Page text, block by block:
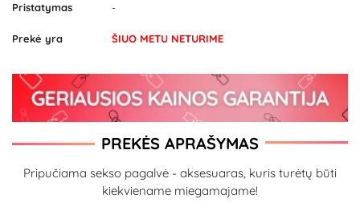
Pristatymas -
Prekė yra ŠIUO METU NETURIME
PREKĖS APRAŠYMAS
Pripučiama sekso pagalvė - aksesuaras, kuris turėtų būti
kiekviename miegamajame!